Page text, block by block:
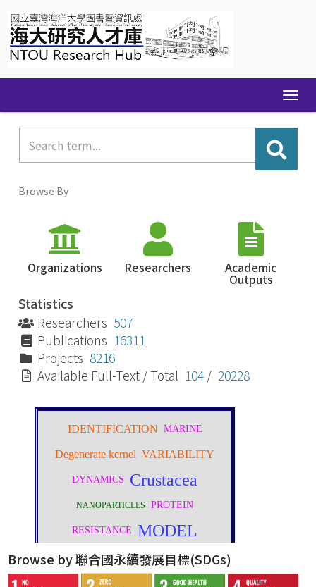
navigation
Browse By
Organizations Researchers Academic
Outputs
Statistics
Researchers 507
Publications 16311
Projects 8216
Available Full-Text / Total 104 / 20228
Browse by 聯合國永續發展目標(SDGs)